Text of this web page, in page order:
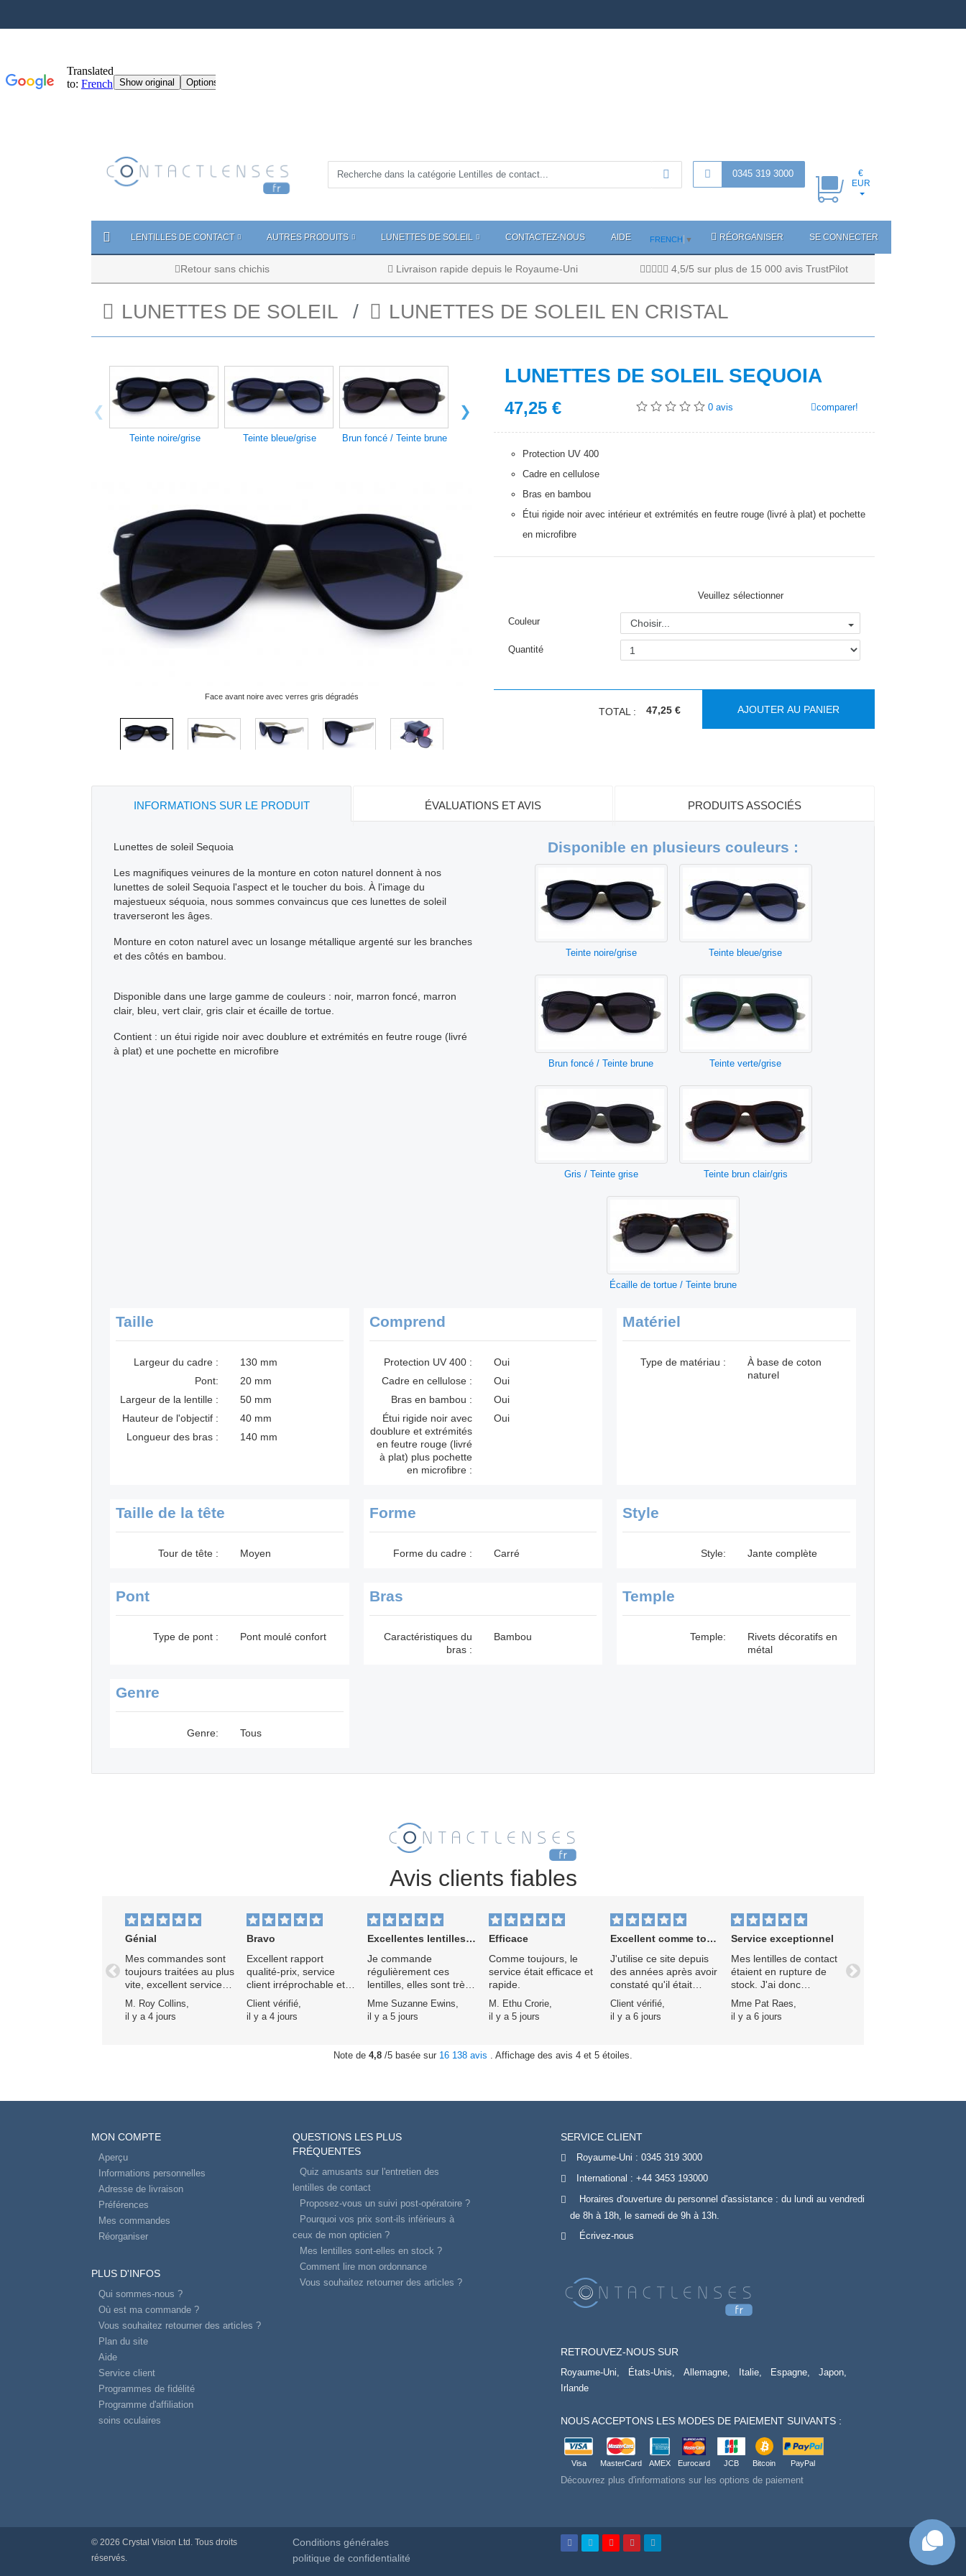
0345 319 3000
€
EUR
LENTILLES DE CONTACT AUTRES PRODUITS LUNETTES DE SOLEIL CONTACTEZ-NOUS AIDE FRENCH ▼ RÉORGANISER SE CONNECTER
Retour sans chichis Livraison rapide depuis le Royaume-Uni 4,5/5 sur plus de 15 000 avis TrustPilot
LUNETTES DE SOLEIL LUNETTES DE SOLEIL EN CRISTAL
Teinte noire/grise Teinte bleue/grise Brun foncé / Teinte brune
Face avant noire avec verres gris dégradés
LUNETTES DE SOLEIL SEQUOIA
47,25 € 0avis comparer!
Protection UV 400
Cadre en cellulose
Bras en bambou
Étui rigide noir avec intérieur et extrémités en feutre rouge (livré à plat) et pochette
en microfibre
Veuillez sélectionner
Couleur Choisir...
Quantité
TOTAL : 47,25 € AJOUTER AU PANIER
INFORMATIONS SUR LE PRODUIT ÉVALUATIONS ET AVIS PRODUITS ASSOCIÉS
Disponible en plusieurs couleurs :
Teinte noire/grise Teinte bleue/grise
Brun foncé / Teinte brune Teinte verte/grise
Gris / Teinte grise Teinte brun clair/gris
Écaille de tortue / Teinte brune
Lunettes de soleil Sequoia
Les magnifiques veinures de la monture en coton naturel donnent à nos
lunettes de soleil Sequoia l'aspect et le toucher du bois. À l'image du
majestueux séquoia, nous sommes convaincus que ces lunettes de soleil
traverseront les âges.
Monture en coton naturel avec un losange métallique argenté sur les branches
et des côtés en bambou.
Disponible dans une large gamme de couleurs : noir, marron foncé, marron
clair, bleu, vert clair, gris clair et écaille de tortue.
Contient : un étui rigide noir avec doublure et extrémités en feutre rouge (livré
à plat) et une pochette en microfibre
Taille
Largeur du cadre :
130 mm
Pont:
20 mm
Largeur de la lentille :
50 mm
Hauteur de l'objectif :
40 mm
Longueur des bras :
140 mm
Comprend
Protection UV 400 :
Oui
Cadre en cellulose :
Oui
Bras en bambou :
Oui
Étui rigide noir avec
doublure et extrémités
en feutre rouge (livré
à plat) plus pochette
en microfibre :
Oui
Matériel
Type de matériau :
À base de coton
naturel
Taille de la tête
Tour de tête : Moyen
Forme
Forme du cadre : Carré
Style
Style: Jante complète
Pont
Type de pont : Pont moulé confort
Bras
Caractéristiques du
bras :
Bambou
Temple
Temple:
Rivets décoratifs en
métal
Genre
Genre: Tous
Avis clients fiables
Génial
Mes commandes sont
toujours traitées au plus
vite, excellent service,
excellente
communication, prix
imbattable 👍
M. Roy Collins,
il y a 4 jours
Bravo
Excellent rapport
qualité-prix, service
client irréprochable et
livraison rapide. Client
fidèle depuis des
années, je n'irais nulle
Client vérifié,
il y a 4 jours
Excellentes lentilles de contact
Je commande
régulièrement ces
lentilles, elles sont très
confortables et faciles à
utiliser.
Mme Suzanne Ewins,
il y a 5 jours
Efficace
Comme toujours, le
service était efficace et
rapide.
M. Ethu Crorie,
il y a 5 jours
Excellent comme toujours
J'utilise ce site depuis
des années après avoir
constaté qu'il était
nettement moins cher
que le système de
prélèvement
Specsavers ; le service
est toujours excellent et
rapide.
Client vérifié,
il y a 6 jours
Service exceptionnel
Mes lentilles de contact
étaient en rupture de
stock. J'ai donc
demandé à être
prévenue par e-mail
dès leur retour en
désormais commander
fiable et je ne ferai plus
Mme Pat Raes,
il y a 6 jours
Précédent Suivant
Note de 4,8 /5 basée sur 16 138 avis . Affichage des avis 4 et 5 étoiles.
MON COMPTE
Aperçu
Informations personnelles
Adresse de livraison
Préférences
Mes commandes
Réorganiser
PLUS D'INFOS
Qui sommes-nous ?
Où est ma commande ?
Vous souhaitez retourner des articles ?
Plan du site
Aide
Service client
Programmes de fidélité
Programme d'affiliation
soins oculaires
QUESTIONS LES PLUS
FRÉQUENTES
Quiz amusants sur l'entretien des
lentilles de contact
Proposez-vous un suivi post-opératoire ?
Pourquoi vos prix sont-ils inférieurs à
ceux de mon opticien ?
Mes lentilles sont-elles en stock ?
Comment lire mon ordonnance
Vous souhaitez retourner des articles ?
SERVICE CLIENT
Royaume-Uni :0345 319 3000
International :+44 3453 193000
Horaires d'ouverture du personnel d'assistance : du lundi au vendredi
de 8h à 18h, le samedi de 9h à 13h.
Écrivez-nous
RETROUVEZ-NOUS SUR
Royaume-Uni, États-Unis, Allemagne, Italie, Espagne,
Japon,
Irlande
NOUS ACCEPTONS LES MODES DE PAIEMENT SUIVANTS :
Visa MasterCard AMEX Eurocard JCB Bitcoin PayPal
Découvrez plus d'informations sur les options de paiement
© 2026 Crystal Vision Ltd. Tous droits
réservés.
Conditions générales
politique de confidentialité